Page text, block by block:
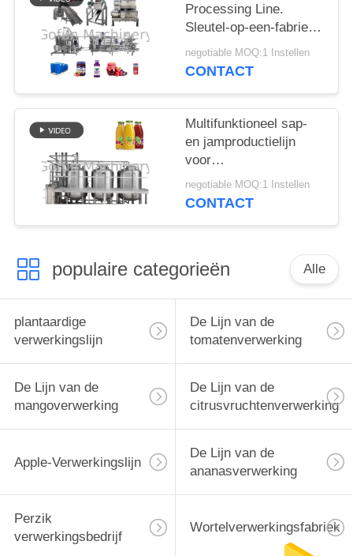
Processing Line.
Sleutel-op-een-fabriek
oplossing voor sap en
puree.
negotiable MOQ:1 Instellen
CONTACT
Multifunktioneel sap-
en jamproductielijn
voor
bessenverwerkende
installaties
negotiable MOQ:1 Instellen
CONTACT
populaire categorieën Alle
plantaardige
verwerkingslijn
De Lijn van de
tomatenverwerking
De Lijn van de
mangoverwerking
De Lijn van de
citrusvruchtenverwerking
Apple-Verwerkingslijn
De Lijn van de
ananasverwerking
Perzik
verwerkingsbedrijf
Wortelverwerkingsfabriek